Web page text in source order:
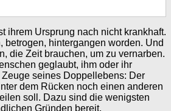
ihrem Ursprung nach nicht krankhaft.
betrogen, hintergangen worden. Und
die Zeit brauchen, um zu vernarben.
geglaubt, ihm oder ihr
seines Doppellebens: Der
dem Rücken noch einen anderen
soll. Dazu sind die wenigsten
Gründen bereit.